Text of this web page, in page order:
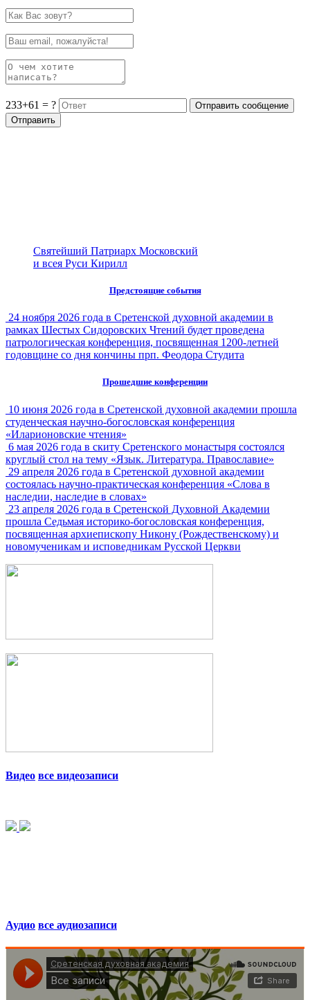
233+61 = ?
Святейший Патриарх Московский
и всея Руси Кирилл
Предстоящие события
24 ноября 2026 года в Сретенской духовной академии в
рамках Шестых Сидоровских Чтений будет проведена
патрологическая конференция, посвященная 1200-летней
годовщине со дня кончины прп. Феодора Студита
Прошедшие конференции
10 июня 2026 года в Сретенской духовной академии прошла
студенческая научно-богословская конференция
«Иларионовские чтения»
6 мая 2026 года в скиту Сретенского монастыря состоялся
круглый стол на тему «Язык. Литература. Православие»
29 апреля 2026 года в Сретенской духовной академии
состоялась научно-практическая конференция «Слова в
наследии, наследие в словах»
23 апреля 2026 года в Сретенской Духовной Академии
прошла Седьмая историко-богословская конференция,
посвященная архиепископу Никону (Рождественскому) и
новомученикам и исповедникам Русской Церкви
Видео все видеозаписи
Аудио все аудиозаписи